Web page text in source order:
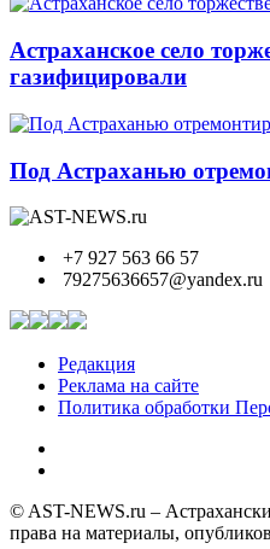
Астраханское село
газифицировали
Под Астраханью
+7 927 563 66 57
79275636657@yandex.ru
Редакция
Реклама на сайте
Политика обработки
© AST-NEWS.ru –
права на материалы,